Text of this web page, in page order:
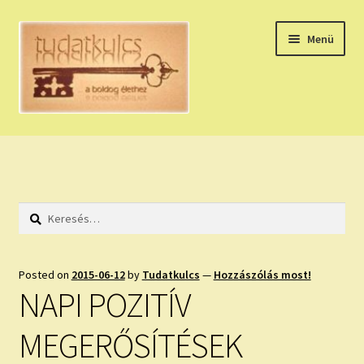
Ugrás
navigációhoz
Kilépés
tartalomba
Menü
HÚZZ EGY KÁRTYÁT!
HOLDNAPTÁR
NAPI ASZTROLÓGIA
KÉRJ EGY MEGERŐSÍTÉST!
Keresés:
Posted on 2015-06-12by Tudatkulcs — Hozzászólás most!
NAPI POZITÍV
MEGERŐSÍTÉSEK